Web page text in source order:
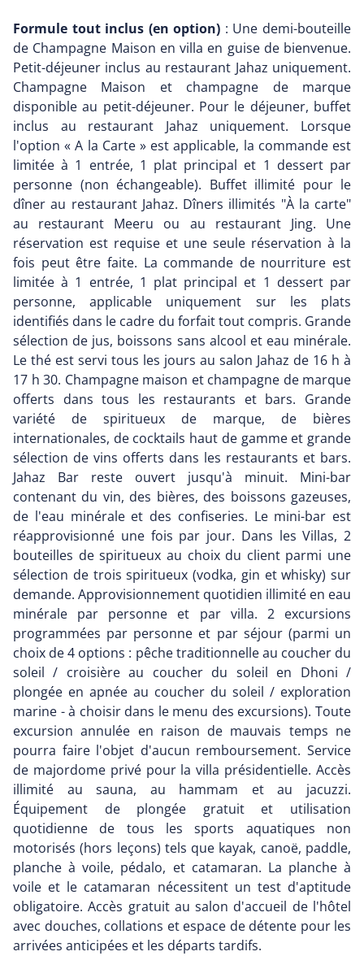
Formule tout inclus (en option) : Une demi-bouteille
de Champagne Maison en villa en guise de bienvenue.
Petit-déjeuner inclus au restaurant Jahaz uniquement.
Champagne Maison et champagne de marque
disponible au petit-déjeuner. Pour le déjeuner, buffet
inclus au restaurant Jahaz uniquement. Lorsque
l'option « A la Carte » est applicable, la commande est
limitée à 1 entrée, 1 plat principal et 1 dessert par
personne (non échangeable). Buffet illimité pour le
dîner au restaurant Jahaz. Dîners illimités "À la carte"
au restaurant Meeru ou au restaurant Jing. Une
réservation est requise et une seule réservation à la
fois peut être faite. La commande de nourriture est
limitée à 1 entrée, 1 plat principal et 1 dessert par
personne, applicable uniquement sur les plats
identifiés dans le cadre du forfait tout compris. Grande
sélection de jus, boissons sans alcool et eau minérale.
Le thé est servi tous les jours au salon Jahaz de 16 h à
17 h 30. Champagne maison et champagne de marque
offerts dans tous les restaurants et bars. Grande
variété de spiritueux de marque, de bières
internationales, de cocktails haut de gamme et grande
sélection de vins offerts dans les restaurants et bars.
Jahaz Bar reste ouvert jusqu'à minuit. Mini-bar
contenant du vin, des bières, des boissons gazeuses,
de l'eau minérale et des confiseries. Le mini-bar est
réapprovisionné une fois par jour. Dans les Villas, 2
bouteilles de spiritueux au choix du client parmi une
sélection de trois spiritueux (vodka, gin et whisky) sur
demande. Approvisionnement quotidien illimité en eau
minérale par personne et par villa. 2 excursions
programmées par personne et par séjour (parmi un
choix de 4 options : pêche traditionnelle au coucher du
soleil / croisière au coucher du soleil en Dhoni /
plongée en apnée au coucher du soleil / exploration
marine - à choisir dans le menu des excursions). Toute
excursion annulée en raison de mauvais temps ne
pourra faire l'objet d'aucun remboursement. Service
de majordome privé pour la villa présidentielle. Accès
illimité au sauna, au hammam et au jacuzzi.
Équipement de plongée gratuit et utilisation
quotidienne de tous les sports aquatiques non
motorisés (hors leçons) tels que kayak, canoë, paddle,
planche à voile, pédalo, et catamaran. La planche à
voile et le catamaran nécessitent un test d'aptitude
obligatoire. Accès gratuit au salon d'accueil de l'hôtel
avec douches, collations et espace de détente pour les
arrivées anticipées et les départs tardifs.